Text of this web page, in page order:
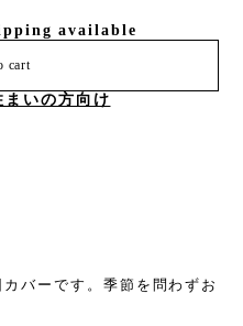
available
cart
まいの方向け
バーです。季節を問わずお